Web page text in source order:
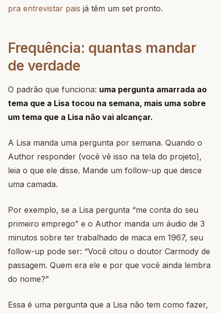
pra entrevistar pais já têm um set pronto.
Frequência: quantas mandar
de verdade
O padrão que funciona: uma pergunta amarrada ao
tema que a Lisa tocou na semana, mais uma sobre
um tema que a Lisa não vai alcançar.
A Lisa manda uma pergunta por semana. Quando o
Author responder (você vê isso na tela do projeto),
leia o que ele disse. Mande um follow-up que desce
uma camada.
Por exemplo, se a Lisa pergunta “me conta do seu
primeiro emprego” e o Author manda um áudio de 3
minutos sobre ter trabalhado de maca em 1967, seu
follow-up pode ser: “Você citou o doutor Carmody de
passagem. Quem era ele e por que você ainda lembra
do nome?”
Essa é uma pergunta que a Lisa não tem como fazer,